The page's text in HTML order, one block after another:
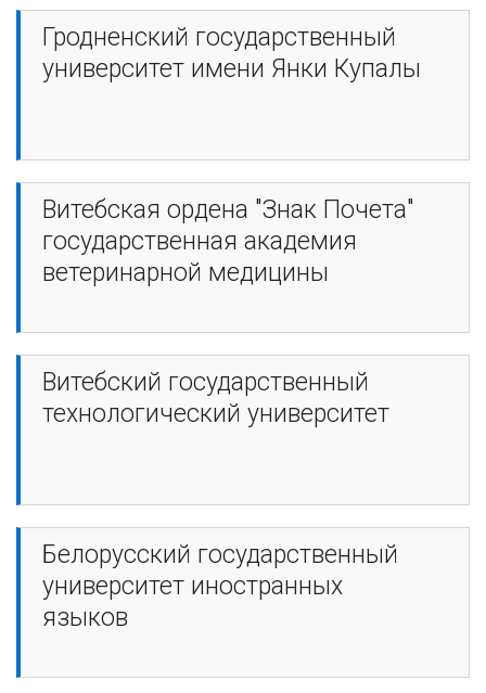
Гродненский государственный
университет имени Янки Купалы
Витебская ордена "Знак Почета"
государственная академия
ветеринарной медицины
Витебский государственный
технологический университет
Белорусский государственный
университет иностранных
языков